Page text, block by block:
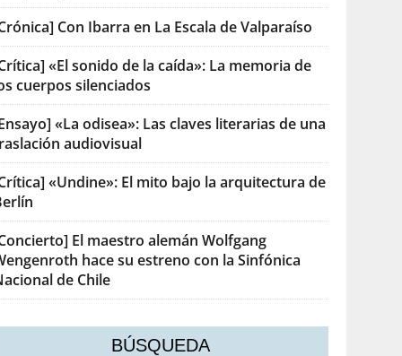
Con Ibarra en La Escala de Valparaíso
«El sonido de la caída»: La memoria de
cuerpos silenciados
«La odisea»: Las claves literarias de una
audiovisual
«Undine»: El mito bajo la arquitectura de
El maestro alemán Wolfgang
hace su estreno con la Sinfónica
de Chile
BÚSQUEDA